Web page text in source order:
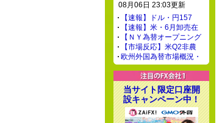
08月06日 23:03更新
【速報】ドル・円157
【速報】米・6月卸売在
【ＮＹ為替オープニング
【市場反応】米Q2非農
欧州外国為替市場概況・
当サイト限定口座開
設キャンペーン中！